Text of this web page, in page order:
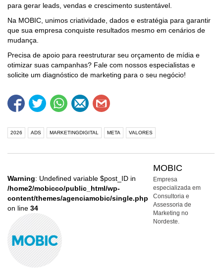
para gerar leads, vendas e crescimento sustentável.
Na MOBIC, unimos criatividade, dados e estratégia para garantir
que sua empresa conquiste resultados mesmo em cenários de
mudança.
Precisa de apoio para reestruturar seu orçamento de mídia e
otimizar suas campanhas? Fale com nossos especialistas e
solicite um diagnóstico de marketing para o seu negócio!
2026 ADS MARKETINGDIGITAL META VALORES
Warning: Undefined variable $post_ID in
/home2/mobicco/public_html/wp-
content/themes/agenciamobic/single.php
on line 34
MOBIC
Empresa
especializada em
Consultoria e
Assessoria de
Marketing no
Nordeste.